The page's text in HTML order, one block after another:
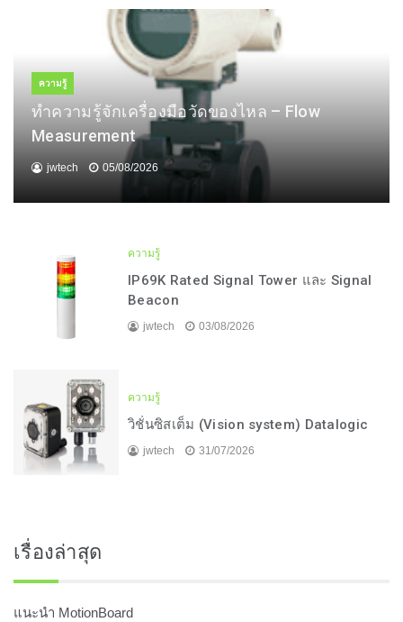
ความรู้
ทำความรู้จักเครื่องมือวัดของไหล – Flow
Measurement
jwtech 05/08/2026
ความรู้
IP69K Rated Signal Tower และ Signal
Beacon
jwtech 03/08/2026
ความรู้
วิชั่นซิสเต็ม (Vision system) Datalogic
jwtech 31/07/2026
เรื่องล่าสุด
แนะนำ MotionBoard